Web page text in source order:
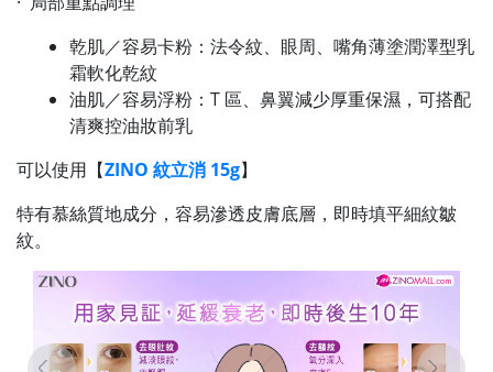
乾肌／容易卡粉：法令紋、眼周、嘴角薄塗潤澤型乳
霜軟化乾紋
油肌／容易浮粉：T 區、鼻翼減少厚重保濕，可搭配
清爽控油妝前乳
可以使用【ZINO 紋立消 15g】
特有慕絲質地成分，容易滲透皮膚底層，即時填平細紋皺
紋。